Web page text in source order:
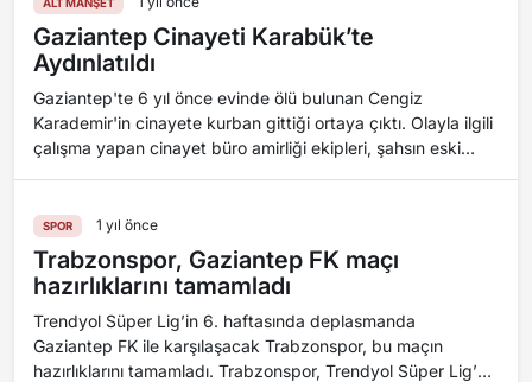
ALT MANŞET
Gaziantep Cinayeti Karabük’te
Aydınlatıldı
Gaziantep'te 6 yıl önce evinde ölü bulunan Cengiz
Karademir'in cinayete kurban gittiği ortaya çıktı. Olayla ilgili
çalışma yapan cinayet büro amirliği ekipleri, şahsın eski
SPOR 1 yıl önce
Trabzonspor, Gaziantep FK maçı
hazırlıklarını tamamladı
Trendyol Süper Lig’in 6. haftasında deplasmanda
Gaziantep FK ile karşılaşacak Trabzonspor, bu maçın
hazırlıklarını tamamladı. Trabzonspor, Trendyol Süper Lig’de